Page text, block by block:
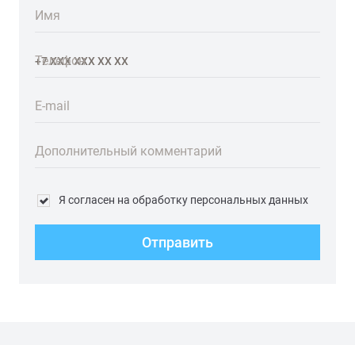
Имя
Телефон
E-mail
Дополнительный комментарий
Я согласен на обработку персональных данных
Отправить